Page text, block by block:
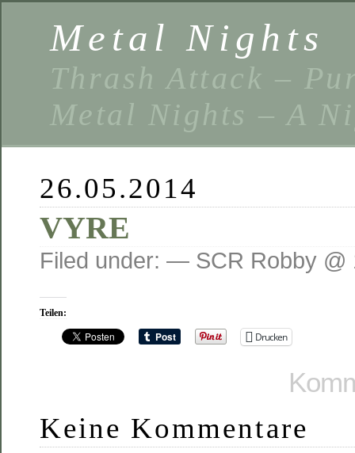
Metal Nights
Thrash Attack –
Metal Nights – A
26.05.2014
VYRE
Filed under: — SCR Robby @
Teilen:
Drucken
Keine Kommentare